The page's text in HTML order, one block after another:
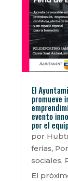
El
promueve
evento
por el
por
ferias,
sociales,
El